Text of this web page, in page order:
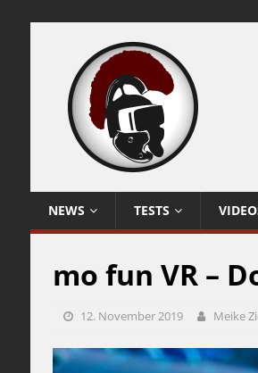
NEWS TESTS
mo fun VR –
12. November 2019 Meike